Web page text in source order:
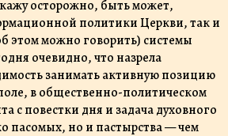
осторожно, быть может,
политики Церкви, так и
этом можно говорить) системы
очевидно, что назрела
занимать активную позицию
в общественно-политическом
с повестки дня и задача духовного
пасомых, но и пастырства — чем